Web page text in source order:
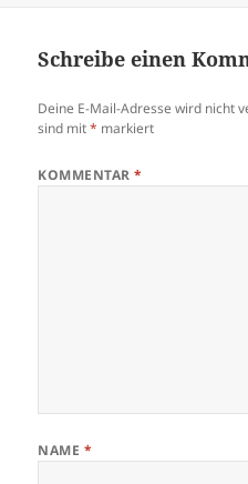
Schreibe einen
Deine E-Mail-Adresse wird nicht
sind mit* markiert
KOMMENTAR*
NAME *